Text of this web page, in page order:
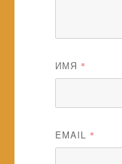
ИМЯ *
EMAIL *